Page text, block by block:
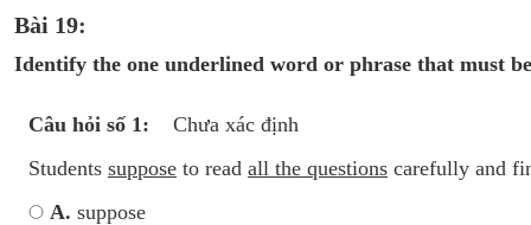
Bài 19:
Identify the one underlined word or phrase that must
Câu hỏi số 1:
Chưa xác định
Students suppose to read all the questions carefully and
A. suppose